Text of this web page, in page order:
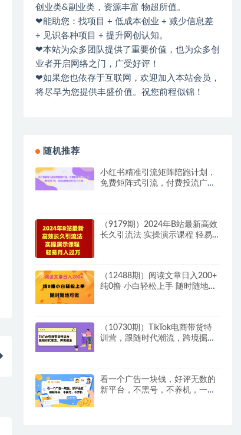
创业类&副业类，资源丰富 物超所值。
❤能助您：找项目 + 低成本创业 + 减少信息差
+ 见识各种项目 + 提升网创认知。
❤本站为众多团队提供了重要价值，也为众多创
业者开启网络之门，广受好评！
❤如果您也依存于互联网，欢迎加入本站会员，
将尽早为您提供丰盛价值。祝您前程似锦！
随机推荐
小红书精准引流矩阵陪跑计划，
免费矩阵式引流，付费投流广
（9179期）2024年B站最新高效
长久引流法 实操演示课程 轻易
（12488期）阅读文章日入200+
纯0撸 小白轻松上手 随时随地可
（10730期）TikTok电商带货特
训营，跟随时代潮流，跨境掘金
看一个广告一块钱，好评无数的
新平台，不黑号，不养机，一部